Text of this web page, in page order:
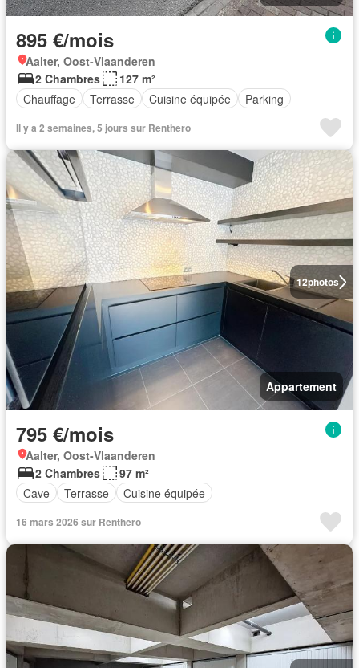
895 €/mois
Aalter, Oost-Vlaanderen
2 Chambres
127 m²
Chauffage
Terrasse Cuisine équipée Parking
Il y a 2 semaines, 5 jours sur Renthero
12photos
Appartement
795 €/mois
Aalter, Oost-Vlaanderen
2 Chambres
97 m²
Cave
Terrasse Cuisine équipée
16 mars 2026 sur Renthero